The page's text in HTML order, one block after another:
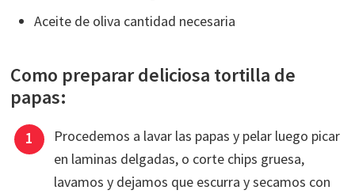
Aceite de oliva cantidad necesaria
Como preparar deliciosa tortilla de
papas:
Procedemos a lavar las papas y pelar luego picar
en laminas delgadas, o corte chips gruesa,
lavamos y dejamos que escurra y secamos con